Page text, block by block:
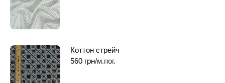
Коттон стрейч
560 грн/м.пог.